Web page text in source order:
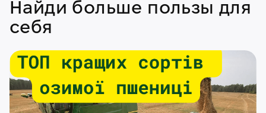
Найди больше пользы для
себя